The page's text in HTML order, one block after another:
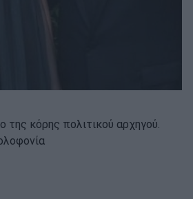
της κόρης πολιτικού αρχηγού.